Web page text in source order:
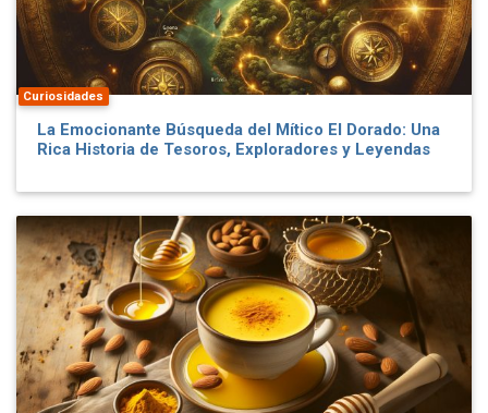
Curiosidades
La Emocionante Búsqueda del Mítico El Dorado: Una
Rica Historia de Tesoros, Exploradores y Leyendas